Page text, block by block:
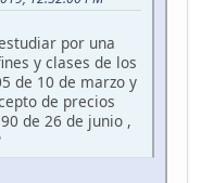
por una
y clases de los
de 10 de marzo y
de precios
de 26 de junio ,